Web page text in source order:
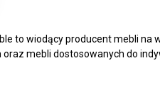
to wiodący producent mebli na
mebli dostosowanych do